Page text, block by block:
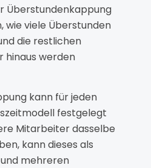
Überstundenkappung
wie viele Überstunden
die restlichen
hinaus werden
kann für jeden
festgelegt
Mitarbeiter dasselbe
kann dieses als
mehreren